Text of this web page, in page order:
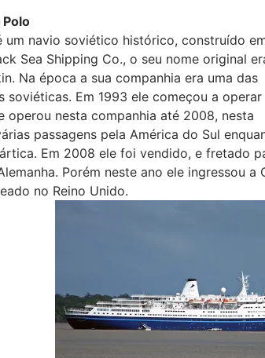
um navio soviético histórico, construído
Sea Shipping Co., o seu nome original
Na época a sua companhia era uma das
soviéticas. Em 1993 ele começou a operar
operou nesta companhia até 2008, nesta
passagens pela América do Sul
Em 2008 ele foi vendido, e fretado
Porém neste ano ele ingressou a
no Reino Unido.